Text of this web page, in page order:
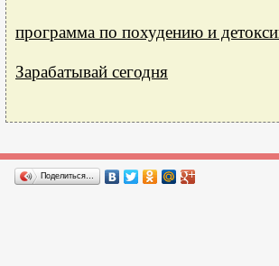
программа по похудению и
Зарабатывай сегодня
Поделиться…